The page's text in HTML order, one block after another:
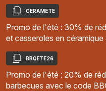
Copier
CERAMETE
Promo de l'été : 30% de
et casseroles en
Copier
BBQETE26
Promo de l'été : 20% de
barbecues avec le code